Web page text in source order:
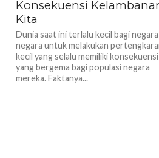
Konsekuensi
Kita
Dunia saat ini terlalu kecil bagi
negara untuk melakukan
kecil yang selalu memiliki konsekuensi
yang bergema bagi populasi negara
mereka. Faktanya...